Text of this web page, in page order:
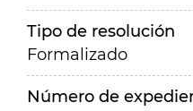
Tipo de resolución
Formalizado
Número de